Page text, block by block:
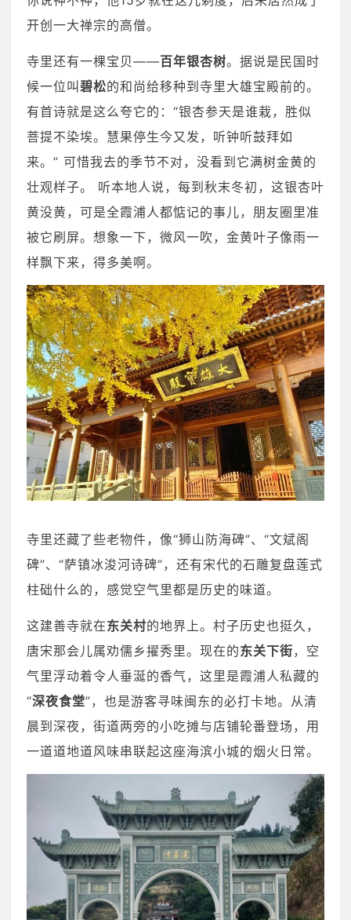
开创一大禅宗的高僧。
寺里还有一棵宝贝——百年银杏树。据说是民国时
候一位叫 碧松的和尚给移种到寺里大雄宝殿前的。
有首诗就是这么夸它的：“银杏参天是谁栽，胜似
菩提不染埃。慧果停生今又发，听钟听鼓拜如
来。” 可惜我去的季节不对，没看到它满树金黄的
壮观样子。 听本地人说，每到秋末冬初，这银杏叶
黄没黄，可是全霞浦人都惦记的事儿，朋友圈里准
被它刷屏。想象一下，微风一吹，金黄叶子像雨一
样飘下来，得多美啊。
寺里还藏了些老物件，像“狮山防海碑”、“文斌阁
碑”、“萨镇冰浚河诗碑”，还有宋代的石雕复盘莲式
柱础什么的，感觉空气里都是历史的味道。
这建善寺就在东关村的地界上。村子历史也挺久，
唐宋那会儿属劝儒乡擢秀里。现在的东关下街，空
气里浮动着令人垂涎的香气，这里是霞浦人私藏的
“深夜食堂”，也是游客寻味闽东的必打卡地。从清
晨到深夜，街道两旁的小吃摊与店铺轮番登场，用
一道道地道风味串联起这座海滨小城的烟火日常。